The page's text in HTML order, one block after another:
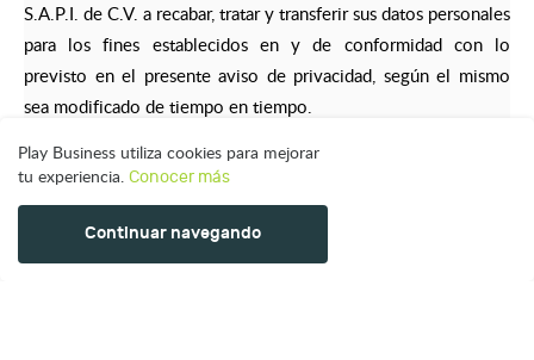
Play Business utiliza cookies para mejorar
tu experiencia. Conocer más
Continuar navegando
S.A.P.I. de C.V. a recabar, tratar y transferir sus datos personales
para los fines establecidos en y de conformidad con lo
previsto en el presente aviso de privacidad, según el mismo
sea modificado de tiempo en tiempo.